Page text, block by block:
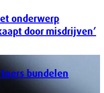
onderwerp
door misdrijven’
bundelen